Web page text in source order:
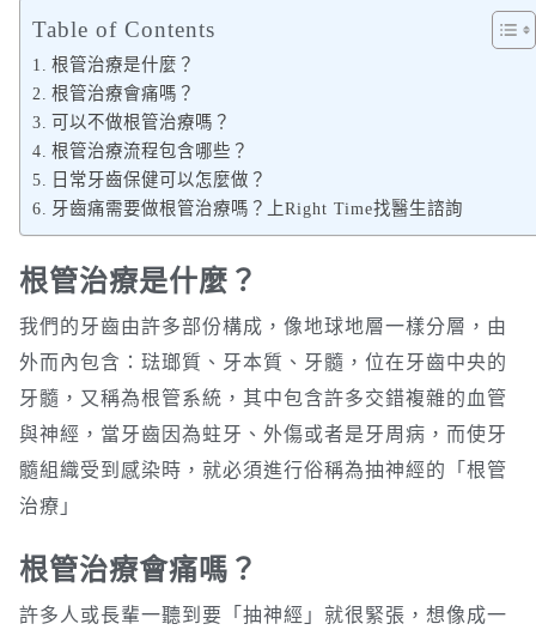
Table of Contents
根管治療是什麼？
根管治療會痛嗎？
可以不做根管治療嗎？
根管治療流程包含哪些？
日常牙齒保健可以怎麼做？
牙齒痛需要做根管治療嗎？上Right Time找醫生諮詢
根管治療是什麼？
我們的牙齒由許多部份構成，像地球地層一樣分層，由
外而內包含：琺瑯質、牙本質、牙髓，位在牙齒中央的
牙髓，又稱為根管系統，其中包含許多交錯複雜的血管
與神經，當牙齒因為蛀牙、外傷或者是牙周病，而使牙
髓組織受到感染時，就必須進行俗稱為抽神經的「根管
治療」
根管治療會痛嗎？
許多人或長輩一聽到要「抽神經」就很緊張，想像成一